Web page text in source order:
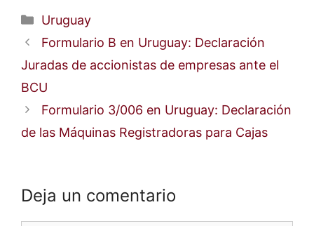
Categorías
Uruguay
Formulario B en Uruguay: Declaración
Juradas de accionistas de empresas ante el
BCU
Formulario 3/006 en Uruguay: Declaración
de las Máquinas Registradoras para Cajas
Deja un comentario